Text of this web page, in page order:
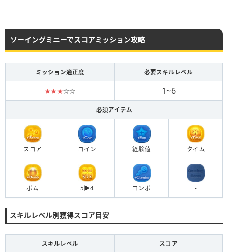
ソーイングミニーでスコアミッション攻略
ミッション適正度 必要スキルレベル
★★★☆☆ 1~6
必須アイテム
スコア コイン 経験値 タイム
ボム 5▶︎4 コンボ -
スキルレベル別獲得スコア目安
スキルレベル スコア